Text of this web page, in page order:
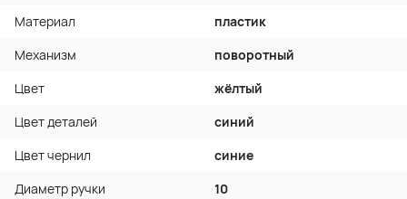
Материал
пластик
Механизм
поворотный
Цвет
жёлтый
Цвет деталей
синий
Цвет чернил
синие
Диаметр ручки
10